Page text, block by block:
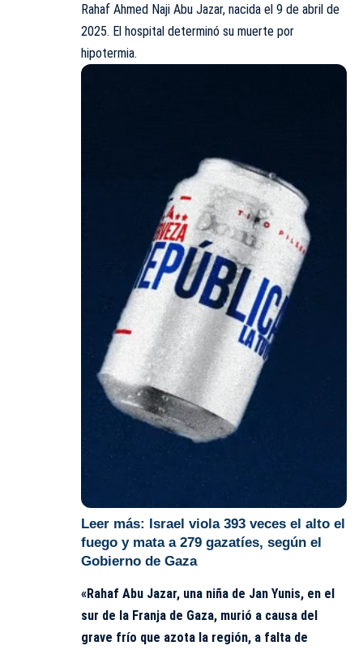
Rahaf Ahmed Naji Abu Jazar, nacida el 9 de abril de
2025. El hospital determinó su muerte por
hipotermia.
Leer más: Israel viola 393 veces el alto el
fuego y mata a 279 gazatíes, según el
Gobierno de Gaza
«Rahaf Abu Jazar, una niña de Jan Yunis, en el
sur de la Franja de Gaza, murió a causa del
grave frío que azota la región, a falta de